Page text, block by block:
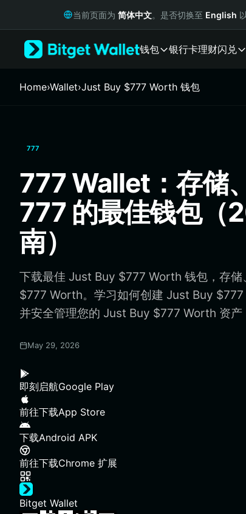
Русский
Italiano
繁體中文
Bahasa Indonesia
ภาษาไทย
Español
Português (Brasil)
Español (Argentina)
当前页面为 简体中文。是否切换至 English
钱包 银行卡理财闪兑
Home›Wallet›Just Buy $777 Worth 钱包
777
777 Wallet：存储
777 的最佳钱包（
南）
下载最佳 Just Buy $777 Worth 钱包，存
$777 Worth。学习如何创建 Just Buy $777
并安全管理您的 Just Buy $777 Worth 资产
May 29, 2026
即刻启航Google Play
前往下载App Store
下载Android APK
前往下载Chrome 扩展
Bitget Wallet